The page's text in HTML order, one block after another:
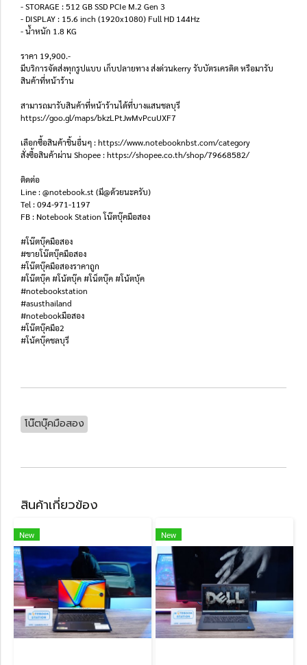
- STORAGE : 512 GB SSD PCIe M.2 Gen 3
- DISPLAY : 15.6 inch (1920x1080) Full HD 144Hz
- น้ำหนัก 1.8 KG
ราคา 19,900.-
มีบริการจัดส่งทุกรูปแบบ เก็บปลายทาง ส่งด่วนkerry รับบัตรเครดิต หรือมารับ
สินค้าที่หน้าร้าน
สามารถมารับสินค้าที่หน้าร้านได้ที่บางแสนชลบุรี
https://goo.gl/maps/bkzLPtJwMvPcuUXF7
เลือกซื้อสินค้าชิ้นอื่นๆ : https://www.notebooknbst.com/category
สั่งซื้อสินค้าผ่าน Shopee : https://shopee.co.th/shop/79668582/
ติดต่อ
Line : @notebook.st (มี@ด้วยนะครับ)
Tel : 094-971-1197
FB : Notebook Station โน๊ตบุ๊คมือสอง
#โน๊ตบุ๊คมือสอง
#ขายโน๊ตบุ๊คมือสอง
#โน๊ตบุ๊คมือสองราคาถูก
#โน๊ตบุ๊ค #โน้ตบุ๊ค #โน็ตบุ๊ค #โน้ตบุ้ค
#notebookstation
#asusthailand
#notebookมือสอง
#โน๊ตบุ๊คมือ2
#โน้คบุ๊คชลบุรี
โน๊ตบุ๊คมือสอง
สินค้าเกี่ยวข้อง
New New